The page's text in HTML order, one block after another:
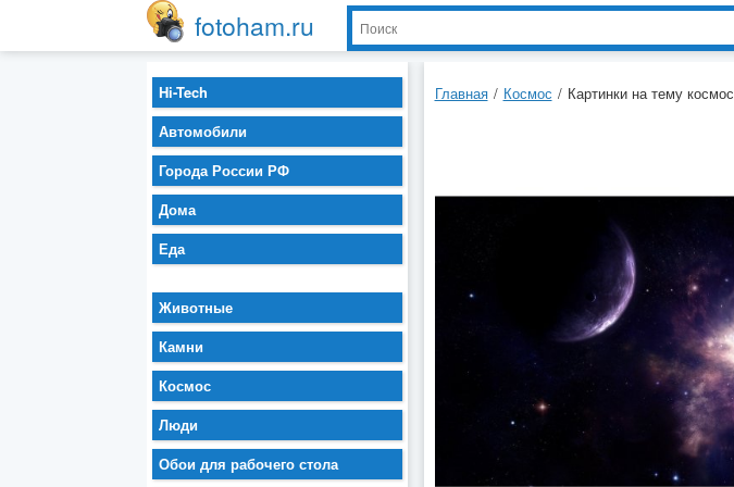
fotoham.ru
Главная / Космос / Картинки на тему космос
Hi-Tech
Автомобили
Города России РФ
Дома
Еда
Животные
Камни
Космос
Люди
Обои для рабочего стола